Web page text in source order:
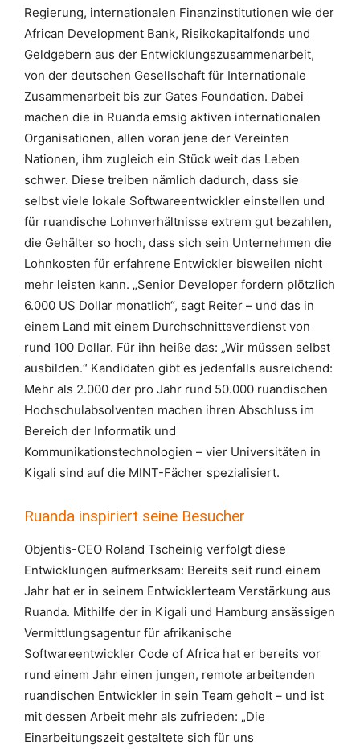
Regierung, internationalen Finanzinstitutionen wie der
African Development Bank, Risikokapitalfonds und
Geldgebern aus der Entwicklungszusammenarbeit,
von der deutschen Gesellschaft für Internationale
Zusammenarbeit bis zur Gates Foundation. Dabei
machen die in Ruanda emsig aktiven internationalen
Organisationen, allen voran jene der Vereinten
Nationen, ihm zugleich ein Stück weit das Leben
schwer. Diese treiben nämlich dadurch, dass sie
selbst viele lokale Softwareentwickler einstellen und
für ruandische Lohnverhältnisse extrem gut bezahlen,
die Gehälter so hoch, dass sich sein Unternehmen die
Lohnkosten für erfahrene Entwickler bisweilen nicht
mehr leisten kann. „Senior Developer fordern plötzlich
6.000 US Dollar monatlich“, sagt Reiter – und das in
einem Land mit einem Durchschnittsverdienst von
rund 100 Dollar. Für ihn heiße das: „Wir müssen selbst
ausbilden.“ Kandidaten gibt es jedenfalls ausreichend:
Mehr als 2.000 der pro Jahr rund 50.000 ruandischen
Hochschulabsolventen machen ihren Abschluss im
Bereich der Informatik und
Kommunikationstechnologien – vier Universitäten in
Kigali sind auf die MINT-Fächer spezialisiert.
Ruanda inspiriert seine Besucher
Objentis-CEO Roland Tscheinig verfolgt diese
Entwicklungen aufmerksam: Bereits seit rund einem
Jahr hat er in seinem Entwicklerteam Verstärkung aus
Ruanda. Mithilfe der in Kigali und Hamburg ansässigen
Vermittlungsagentur für afrikanische
Softwareentwickler Code of Africa hat er bereits vor
rund einem Jahr einen jungen, remote arbeitenden
ruandischen Entwickler in sein Team geholt – und ist
mit dessen Arbeit mehr als zufrieden: „Die
Einarbeitungszeit gestaltete sich für uns